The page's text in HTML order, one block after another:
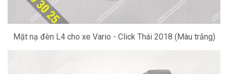
Mặt nạ đèn L4 cho xe Vario - Click Thái 2018 (Màu trắng)